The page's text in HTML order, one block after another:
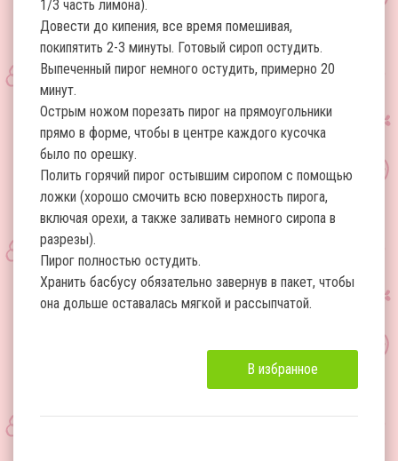
1/3 часть лимона).
Довести до кипения, все время помешивая,
покипятить 2-3 минуты. Готовый сироп остудить.
Выпеченный пирог немного остудить, примерно 20
минут.
Острым ножом порезать пирог на прямоугольники
прямо в форме, чтобы в центре каждого кусочка
было по орешку.
Полить горячий пирог остывшим сиропом с помощью
ложки (хорошо смочить всю поверхность пирога,
включая орехи, а также заливать немного сиропа в
разрезы).
Пирог полностью остудить.
Хранить басбусу обязательно завернув в пакет, чтобы
она дольше оставалась мягкой и рассыпчатой.
В избранное